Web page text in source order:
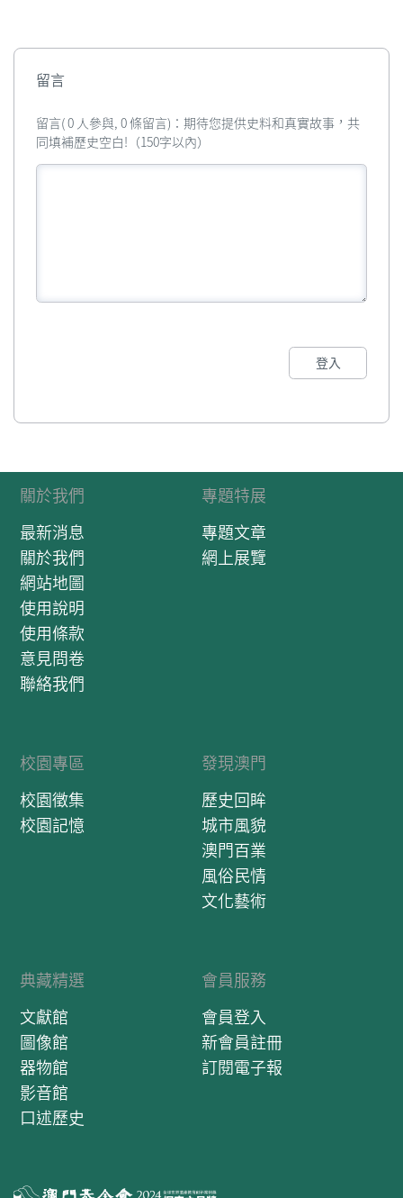
留言
留言( 0 人參與, 0 條留言)：期待您提供史料和真實故事，共
同填補歷史空白!（150字以內）
登入
關於我們
最新消息
關於我們
網站地圖
使用說明
使用條款
意見問卷
聯絡我們
專題特展
專題文章
網上展覽
校園專區
校園徵集
校園記憶
發現澳門
歷史回眸
城市風貌
澳門百業
風俗民情
文化藝術
典藏精選
文獻館
圖像館
器物館
影音館
口述歷史
會員服務
會員登入
新會員註冊
訂閱電子報